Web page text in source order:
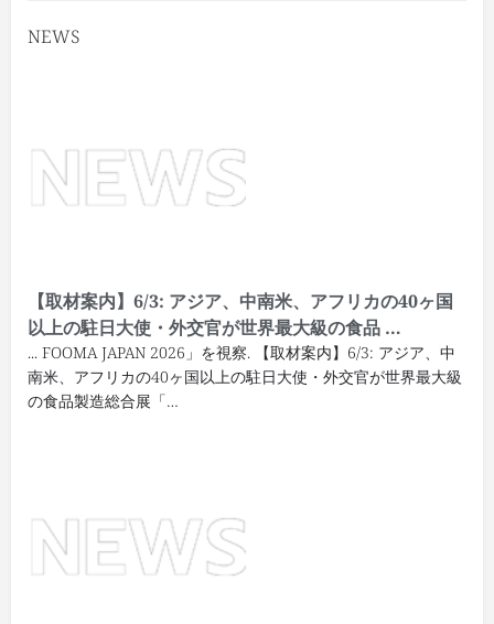
NEWS
【取材案内】6/3: アジア、中南米、アフリカの40ヶ国
以上の駐日大使・外交官が世界最大級の食品 …
... FOOMA JAPAN 2026」を視察. 【取材案内】6/3: アジア、中
南米、アフリカの40ヶ国以上の駐日大使・外交官が世界最大級
の食品製造総合展「…